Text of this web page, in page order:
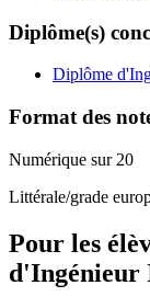
Diplôme(s)
Diplôme
Format des
Numérique sur 20
Littérale/grade
Pour les
d'Ingénieur